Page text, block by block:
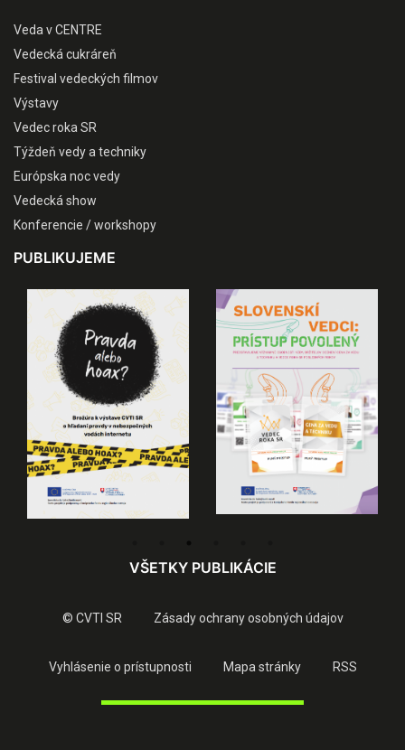
Veda v CENTRE
Vedecká cukráreň
Festival vedeckých filmov
Výstavy
Vedec roka SR
Týždeň vedy a techniky
Európska noc vedy
Vedecká show
Konferencie / workshopy
PUBLIKUJEME
VŠETKY PUBLIKÁCIE
© CVTI SR Zásady ochrany osobných údajov
Vyhlásenie o prístupnosti Mapa stránky RSS